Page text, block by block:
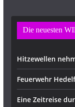
Die neuesten
Hitzewellen
Feuerwehr
Eine Zeitreise